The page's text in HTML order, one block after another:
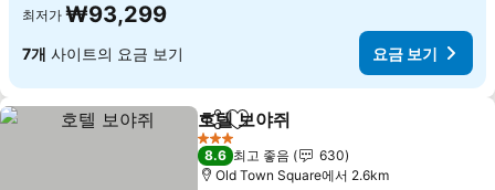
최저가 ₩93,299
7개 사이트의 요금 보기 요금 보기
공유 즐겨찾기에 추가
호텔 보야쥐
3 성급
8.6 최고 좋음
630
Old Town Square에서 2.6km